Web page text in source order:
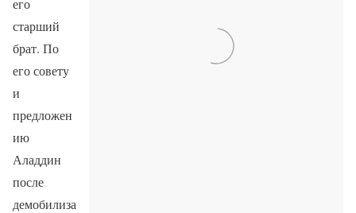
его
старший
брат. По
его совету
и
предложен
ию
Аладдин
после
демобилиза